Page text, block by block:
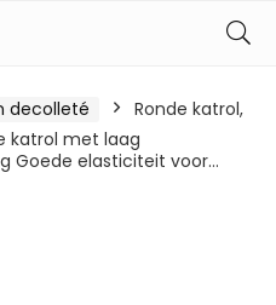
decolleté
Ronde katrol,
katrol met laag
Goede elasticiteit voor…